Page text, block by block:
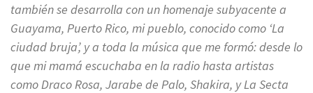
también se desarrolla con un homenaje subyacente a
Guayama, Puerto Rico, mi pueblo, conocido como ‘La
ciudad bruja’, y a toda la música que me formó: desde lo
que mi mamá escuchaba en la radio hasta artistas
como Draco Rosa, Jarabe de Palo, Shakira, y La Secta